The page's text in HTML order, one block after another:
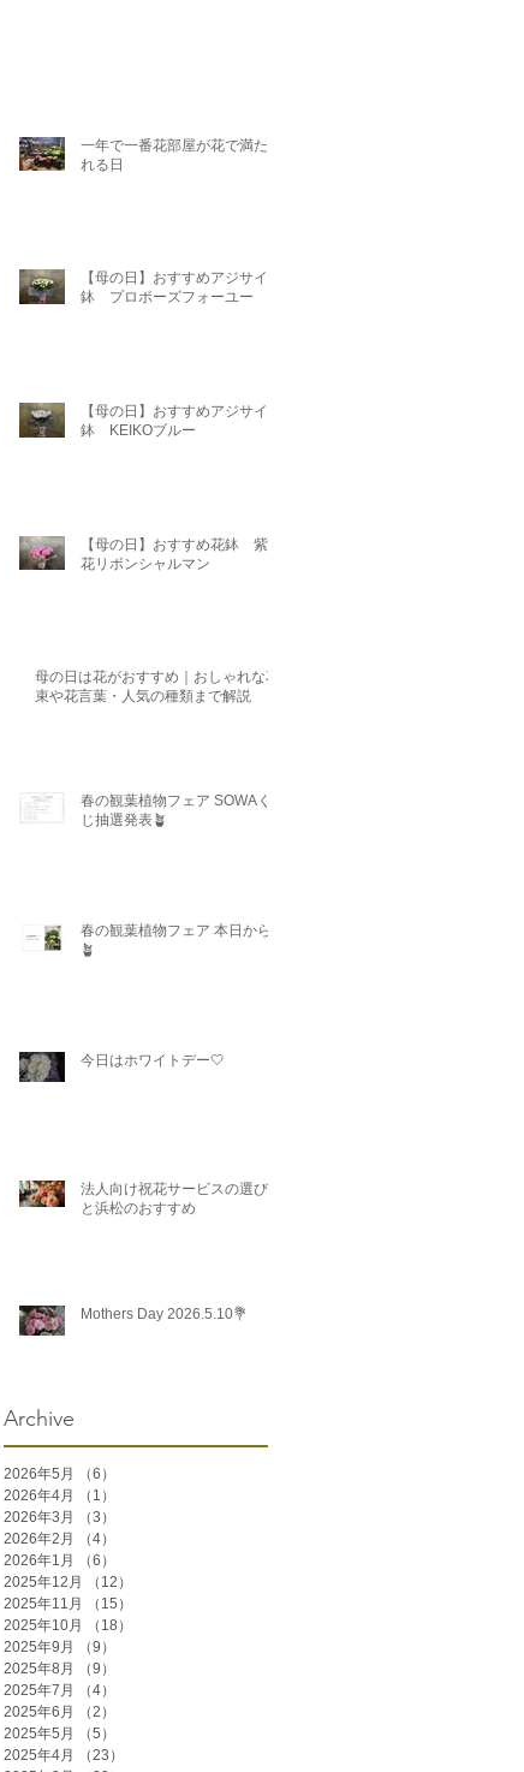
一年で一番花部屋が花で満たさ
れる日
【母の日】おすすめアジサイ
鉢 プロポーズフォーユー
【母の日】おすすめアジサイ
鉢 KEIKOブルー
【母の日】おすすめ花鉢 紫陽
花リボンシャルマン
母の日は花がおすすめ｜おしゃれな花
束や花言葉・人気の種類まで解説
春の観葉植物フェア SOWAく
じ抽選発表🪴
春の観葉植物フェア 本日から
🪴
今日はホワイトデー🤍
法人向け祝花サービスの選び方
と浜松のおすすめ
Mothers Day 2026.5.10💐
Archive
2026年5月 （6）
2026年4月
（1）
2026年3月
（3）
2026年2月
（4）
2026年1月
（6）
2025年12月
（12）
2025年11月
（15）
2025年10月
（18）
2025年9月
（9）
2025年8月
（9）
2025年7月
（4）
2025年6月
（2）
2025年5月
（5）
2025年4月
（23）